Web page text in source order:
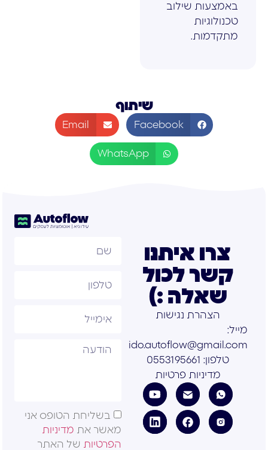
באמצעות שילוב
טכנולוגיות
מתקדמות.
שיתוף
Facebook
Email
WhatsApp
צרו איתנו
קשר לכול
שאלה :)
הצהרת נגישות
מייל:
ido.autoflow@gmail.com
טלפון: 0553195661
מדיניות פרטיות
בשליחת הטופס אני
מאשר את מדיניות
הפרטיות של האתר